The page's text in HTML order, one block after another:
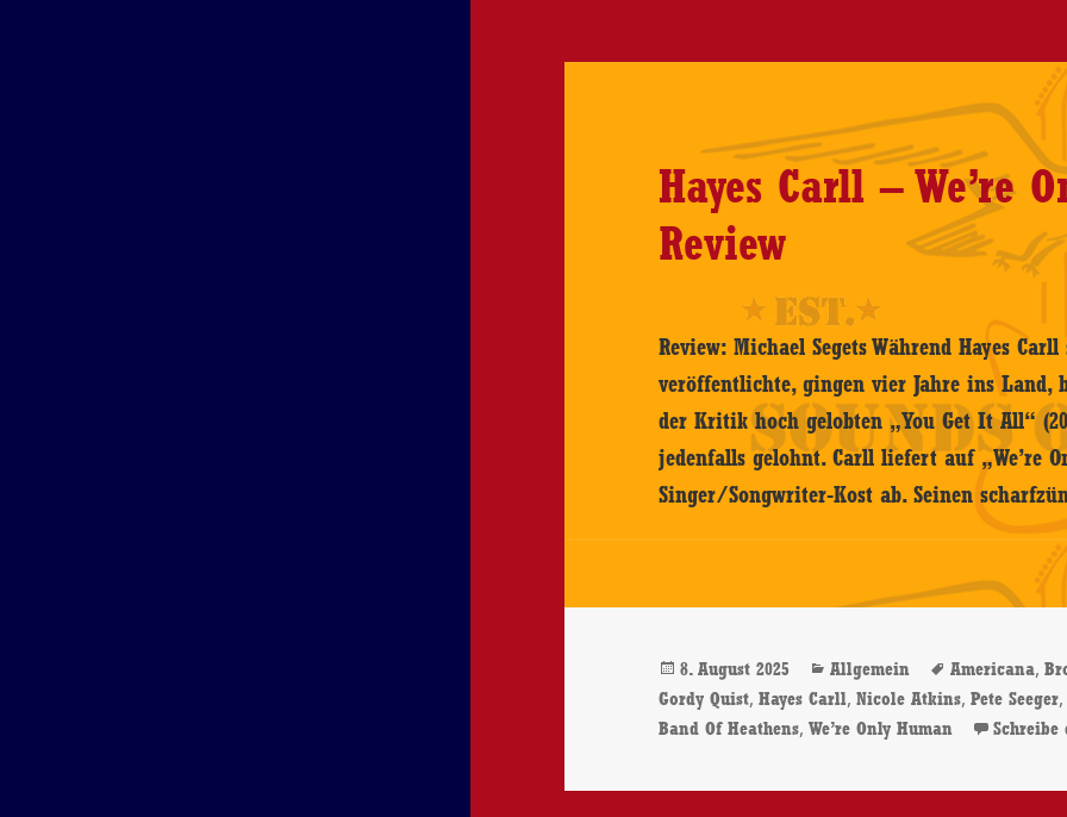
Hayes Carll – We’re
Review
Review: Michael Segets Während Hayes
veröffentlichte, gingen vier Jahre ins Land,
der Kritik hoch gelobten „You Get It All“
jedenfalls gelohnt. Carll liefert auf „We’re
Singer/Songwriter-Kost ab. Seinen
Veröffentlicht
am
8. August 2025 Kategorien
Allgemein Americana,
Gordy Quist,Hayes Carll,Nicole Atkins,Pete Seeger
Band Of Heathens,We’re Only Human